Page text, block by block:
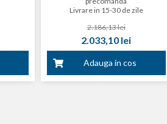
Livrare in 15-30 de zile
2.186,13 lei
2.033,10 lei
Adauga in cos